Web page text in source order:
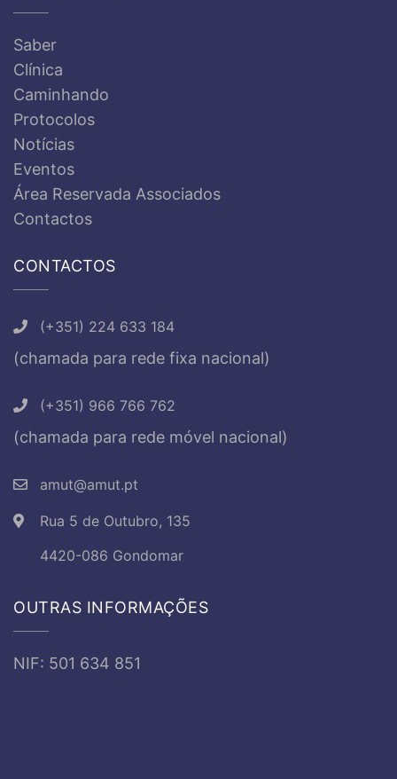
Saber
Clínica
Caminhando
Protocolos
Notícias
Eventos
Área Reservada Associados
Contactos
CONTACTOS
(+351) 224 633 184
(chamada para rede fixa nacional)
(+351) 966 766 762
(chamada para rede móvel nacional)
amut@amut.pt
Rua 5 de Outubro, 135
4420-086 Gondomar
OUTRAS INFORMAÇÕES
NIF: 501 634 851